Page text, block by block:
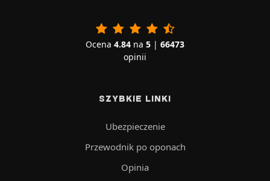
Ocena 4.84 na 5 | 66473
opinii
SZYBKIE LINKI
Ubezpieczenie
Przewodnik po oponach
Opinia